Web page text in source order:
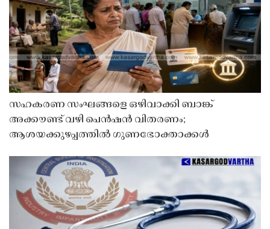
സഹകരണ സംഘങ്ങളെ ഒഴിവാക്കി ബാങ്ക്
അക്കൗണ്ട് വഴി പെൻഷൻ വിതരണം;
ആശയക്കുഴപ്പത്തിൽ ഗുണഭോക്താക്കൾ